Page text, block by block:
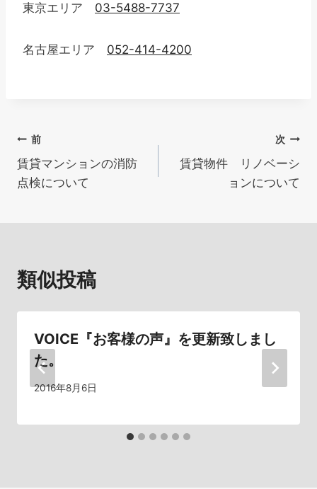
東京エリア 03-5488-7737
名古屋エリア 052-414-4200
投
稿
ー
ョ
ン
前
賃貸マンションの消防
点検について
次
賃貸物件 リノベーシ
ョンについて
類似投稿
VOICE『お客様の声』を更新致しまし
た。
2016年8月6日